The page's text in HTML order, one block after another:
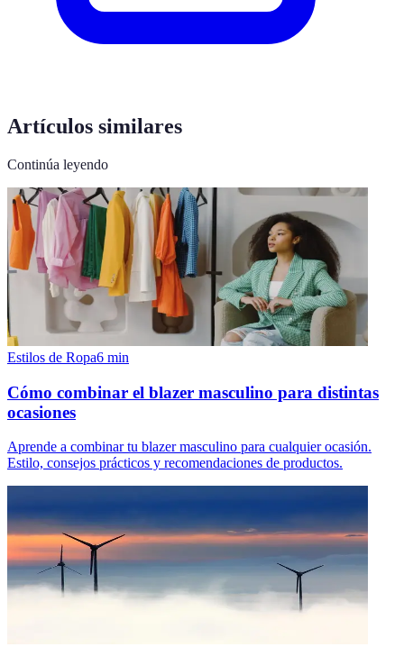
Artículos similares
Continúa leyendo
Estilos de Ropa6 min
Cómo combinar el blazer masculino para distintas
ocasiones
Aprende a combinar tu blazer masculino para cualquier ocasión.
Estilo, consejos prácticos y recomendaciones de productos.